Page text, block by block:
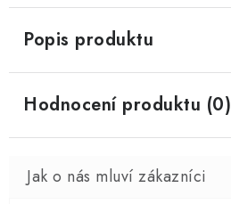
Popis produktu
Hodnocení produktu (0)